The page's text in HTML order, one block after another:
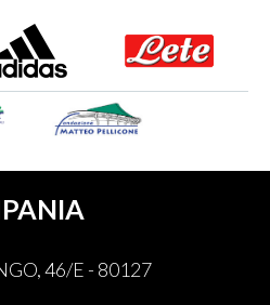
46/E - 80127